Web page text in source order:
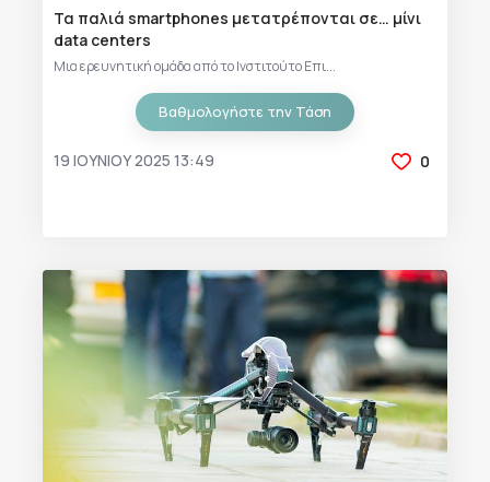
Τα παλιά smartphones μετατρέπονται σε… μίνι
data centers
Μια ερευνητική ομάδα από το Ινστιτούτο Επι...
Βαθμολογήστε την Τάση
19 ΙΟΥΝΊΟΥ 2025 13:49 0